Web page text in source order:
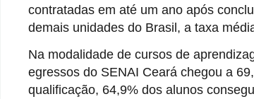
contratadas em até um ano após
demais unidades do Brasil, a taxa
Na modalidade de cursos de
egressos do SENAI Ceará chegou a
qualificação, 64,9% dos alunos